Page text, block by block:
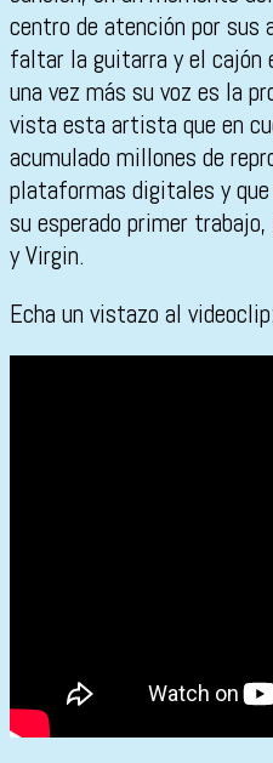
centro de atención por sus
faltar la guitarra y el cajón
una vez más su voz es la
vista esta artista que en
acumulado millones de
plataformas digitales y
su esperado primer
y Virgin.
Echa un vistazo al videoclip: